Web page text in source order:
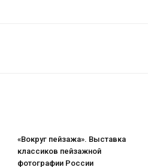
«Вокруг пейзажа». Выставка
классиков пейзажной
фотографии России